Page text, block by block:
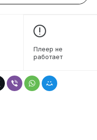
Плеер не
работает